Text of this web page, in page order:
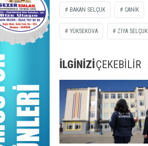
BAKAN SELÇUK CANIK
YÜKSEKOVA ZIYA SELÇUK
İLGİNİZİÇEKEBİLİR